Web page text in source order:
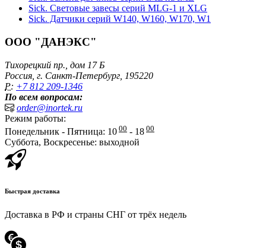
Sick. Световые завесы серий MLG-1 и XLG
Sick. Датчики серий W140, W160, W170, W1
ООО "ДАНЭКС"
Тихорецкий пр., дом 17 Б
Россия, г. Санкт-Петербург, 195220
P: +7 812 209-1346
По всем вопросам:
order@inortek.ru
Режим работы:
Понедельник - Пятница: 10 00 - 18 00
Суббота, Воскресенье: выходной
Быстрая доставка
Доставка в РФ и страны СНГ от трёх недель